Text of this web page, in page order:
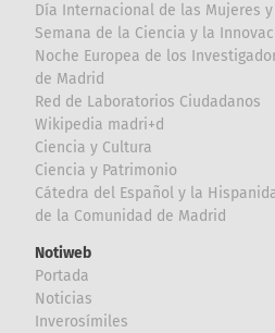
Día Internacional de las Mujeres
Semana de la Ciencia y la
Noche Europea de los
de Madrid
Red de Laboratorios Ciudadanos
Wikipedia madri+d
Ciencia y Cultura
Ciencia y Patrimonio
Cátedra del Español y la
de la Comunidad de Madrid
Notiweb
Portada
Noticias
Inverosímiles